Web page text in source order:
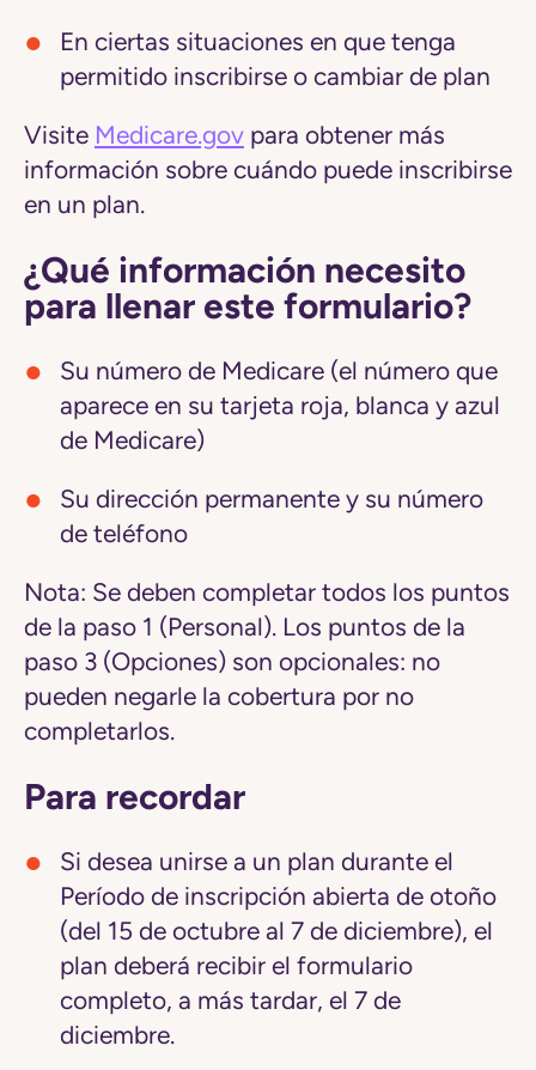
En ciertas situaciones en que tenga
permitido inscribirse o cambiar de plan
Visite Medicare.gov para obtener más
información sobre cuándo puede inscribirse
en un plan.
¿Qué información necesito
para llenar este formulario?
Su número de Medicare (el número que
aparece en su tarjeta roja, blanca y azul
de Medicare)
Su dirección permanente y su número
de teléfono
Nota: Se deben completar todos los puntos
de la paso 1 (Personal). Los puntos de la
paso 3 (Opciones) son opcionales: no
pueden negarle la cobertura por no
completarlos.
Para recordar
Si desea unirse a un plan durante el
Período de inscripción abierta de otoño
(del 15 de octubre al 7 de diciembre), el
plan deberá recibir el formulario
completo, a más tardar, el 7 de
diciembre.